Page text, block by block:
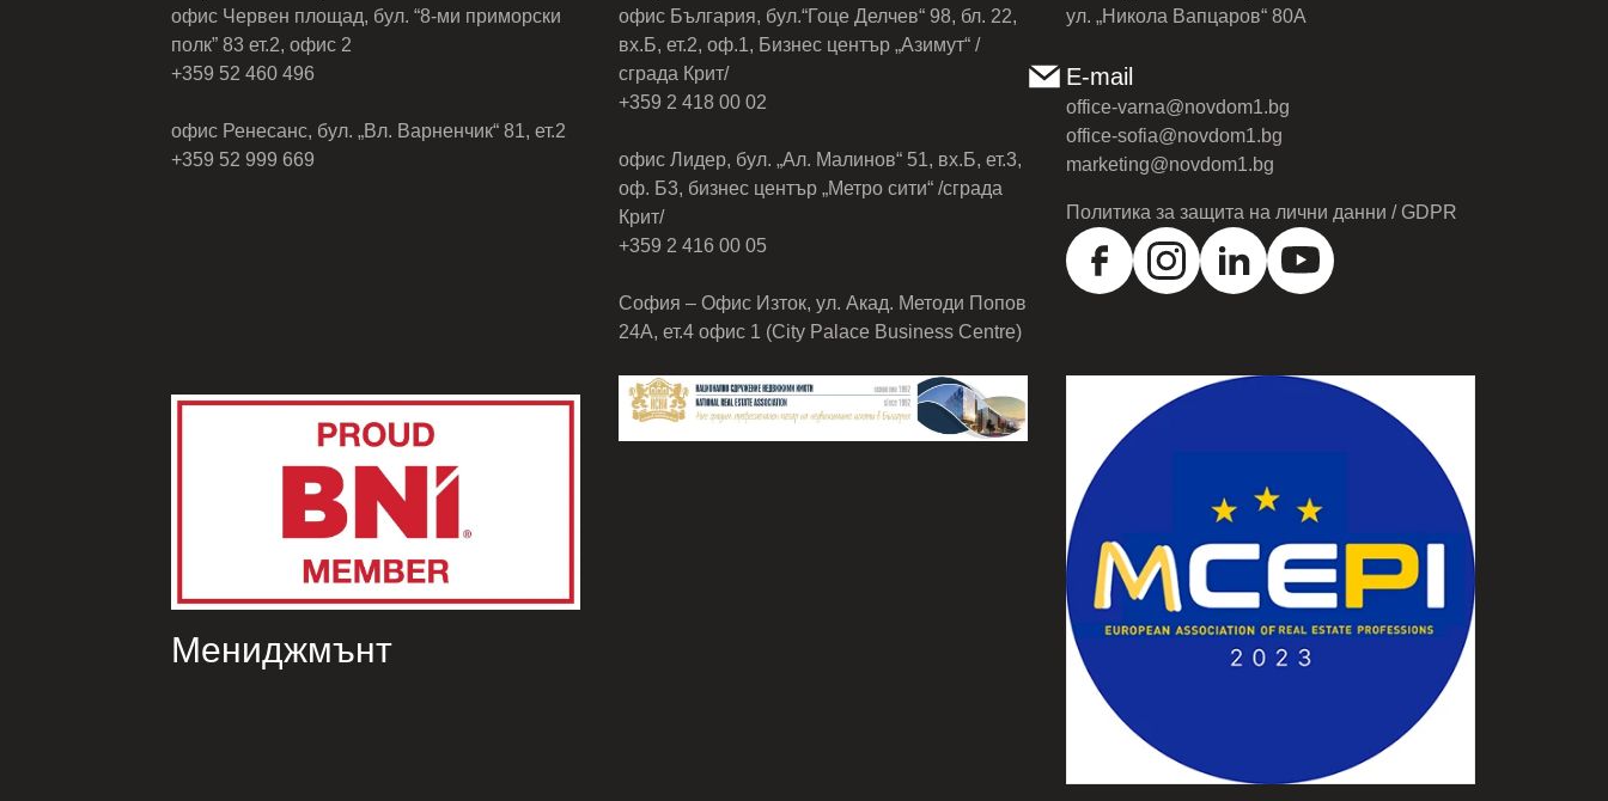
офис Червен площад, бул. “8-ми приморски
полк” 83 ет.2, офис 2
+359 52 460 496
офис Ренесанс, бул. „Вл. Варненчик“ 81, ет.2
+359 52 999 669
офис България, бул.“Гоце Делчев“ 98, бл. 22,
вх.Б, ет.2, оф.1, Бизнес център „Азимут“ /
сграда Крит/
+359 2 418 00 02
офис Лидер, бул. „Ал. Малинов“ 51, вх.Б, ет.3,
оф. Б3, бизнес център „Метро сити“ /сграда
Крит/
+359 2 416 00 05
София – Офис Изток, ул. Акад. Методи Попов
24А, ет.4 офис 1 (City Palace Business Centre)
ул. „Никола Вапцаров“ 80А
E-mail
office-varna@novdom1.bg
office-sofia@novdom1.bg
marketing@novdom1.bg
Политика за защита на лични данни / GDPR
Мениджмънт